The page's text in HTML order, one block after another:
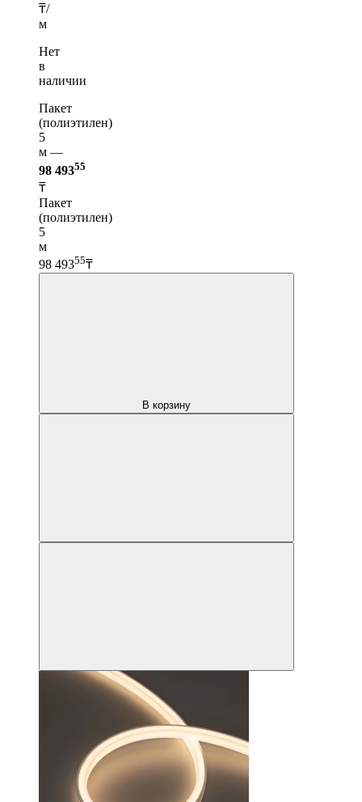
₸/
м
Нет
в
наличии
Пакет
(полиэтилен)
5
м —
98 49355
₸
Пакет
(полиэтилен)
5
м
98 49355₸
В корзину